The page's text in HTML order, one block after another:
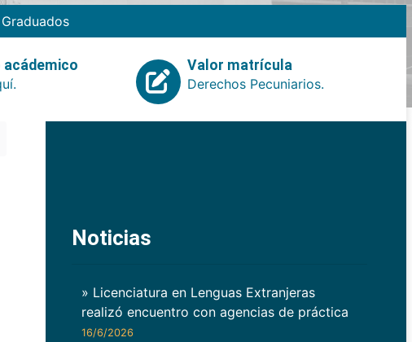
Graduados
acádemico
Valor matrícula
Derechos Pecuniarios.
Noticias
» Licenciatura en Lenguas Extranjeras
realizó encuentro con agencias de práctica
16/6/2026